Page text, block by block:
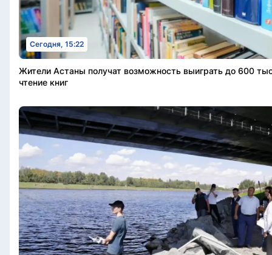
Сегодня, 15:22
Жители Астаны получат возможность выиграть до 600
чтение книг